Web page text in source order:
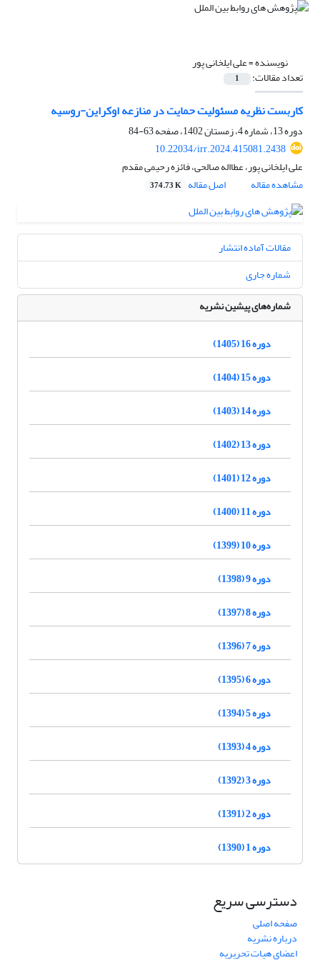
نویسنده =علی ایلخانی پور
تعداد مقالات: 1
کاربست نظریه مسئولیت حمایت در منازعه اوکراین-روسیه
دوره 13، شماره 4، زمستان 1402، صفحه
63-84
10.22034/irr.2024.415081.2438
علی ایلخانی پور، عطااله صالحی، فائزه رحیمی مقدم
مشاهده مقاله
اصل مقاله 374.73 K
مقالات آماده انتشار
شماره جاری
شماره‌های پیشین نشریه
دوره 16 (1405)
دوره 15 (1404)
دوره 14 (1403)
دوره 13 (1402)
دوره 12 (1401)
دوره 11 (1400)
دوره 10 (1399)
دوره 9 (1398)
دوره 8 (1397)
دوره 7 (1396)
دوره 6 (1395)
دوره 5 (1394)
دوره 4 (1393)
دوره 3 (1392)
دوره 2 (1391)
دوره 1 (1390)
دسترسی سریع
صفحه اصلی
درباره نشریه
اعضای هیات تحریریه